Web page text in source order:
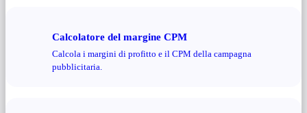
Calcolatore del margine CPM
Calcola i margini di profitto e il CPM della campagna
pubblicitaria.